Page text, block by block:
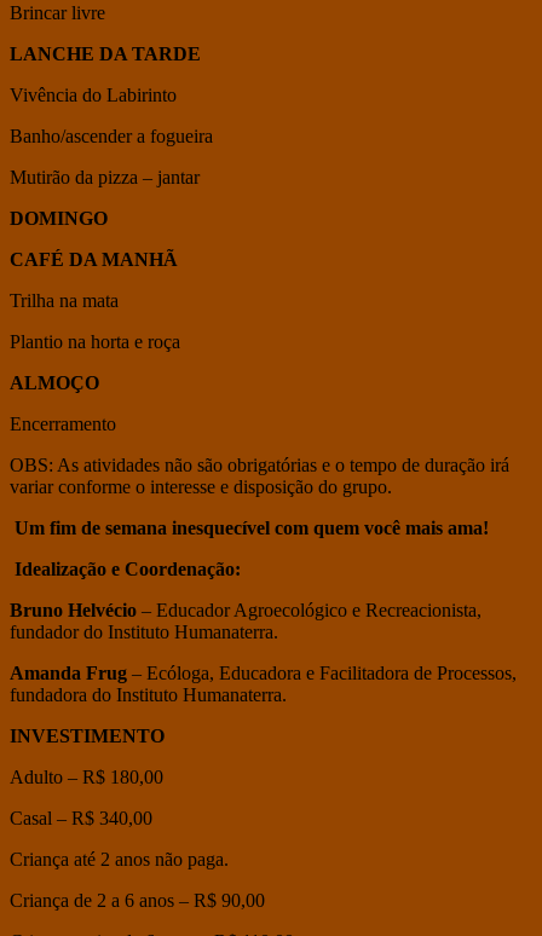
Brincar livre
LANCHE DA TARDE
Vivência do Labirinto
Banho/ascender a fogueira
Mutirão da pizza – jantar
DOMINGO
CAFÉ DA MANHÃ
Trilha na mata
Plantio na horta e roça
ALMOÇO
Encerramento
OBS: As atividades não são obrigatórias e o tempo de duração irá
variar conforme o interesse e disposição do grupo.
Um fim de semana inesquecível com quem você mais ama!
Idealização e Coordenação:
Bruno Helvécio – Educador Agroecológico e Recreacionista,
fundador do Instituto Humanaterra.
Amanda Frug – Ecóloga, Educadora e Facilitadora de Processos,
fundadora do Instituto Humanaterra.
INVESTIMENTO
Adulto – R$ 180,00
Casal – R$ 340,00
Criança até 2 anos não paga.
Criança de 2 a 6 anos – R$ 90,00